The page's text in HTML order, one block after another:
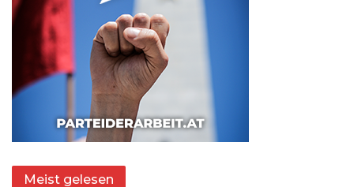
Meist gelesen